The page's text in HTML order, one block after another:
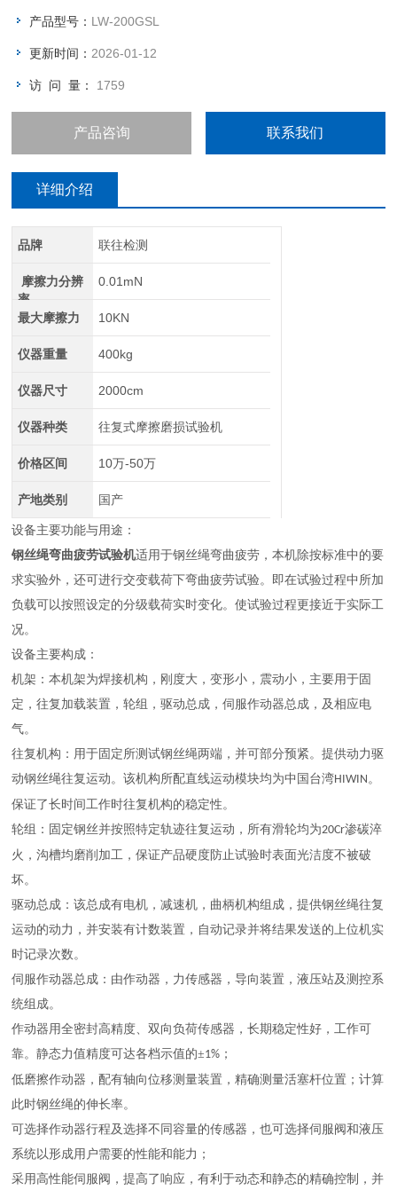
产品型号： LW-200GSL
更新时间： 2026-01-12
访 问 量： 1759
产品咨询 联系我们
详细介绍
品牌 联往检测
摩擦力分辨
率
0.01mN
最大摩擦力 10KN
仪器重量 400kg
仪器尺寸 2000cm
仪器种类 往复式摩擦磨损试验机
价格区间 10万-50万
产地类别 国产
设备主要功能与用途：
钢丝绳弯曲疲劳试验机适用于钢丝绳弯曲疲劳，本机除按标准中的要
求实验外，还可进行交变载荷下弯曲疲劳试验。即在试验过程中所加
负载可以按照设定的分级载荷实时变化。使试验过程更接近于实际工
况。
设备主要构成：
机架：本机架为焊接机构，刚度大，变形小，震动小，主要用于固
定，往复加载装置，轮组，驱动总成，伺服作动器总成，及相应电
气。
往复机构：用于固定所测试钢丝绳两端，并可部分预紧。提供动力驱
动钢丝绳往复运动。该机构所配直线运动模块均为中国台湾HIWIN 。
保证了长时间工作时往复机构的稳定性。
轮组：固定钢丝并按照特定轨迹往复运动，所有滑轮均为20Cr渗碳淬
火，沟槽均磨削加工，保证产品硬度防止试验时表面光洁度不被破
坏。
驱动总成：该总成有电机，减速机，曲柄机构组成，提供钢丝绳往复
运动的动力，并安装有计数装置，自动记录并将结果发送的上位机实
时记录次数。
伺服作动器总成：由作动器，力传感器，导向装置，液压站及测控系
统组成。
作动器用全密封高精度、双向负荷传感器，长期稳定性好，工作可
靠。静态力值精度可达各档示值的±1% ；
低磨擦作动器，配有轴向位移测量装置，精确测量活塞杆位置；计算
此时钢丝绳的伸长率。
可选择作动器行程及选择不同容量的传感器，也可选择伺服阀和液压
系统以形成用户需要的性能和能力；
采用高性能伺服阀，提高了响应，有利于动态和静态的精确控制，并